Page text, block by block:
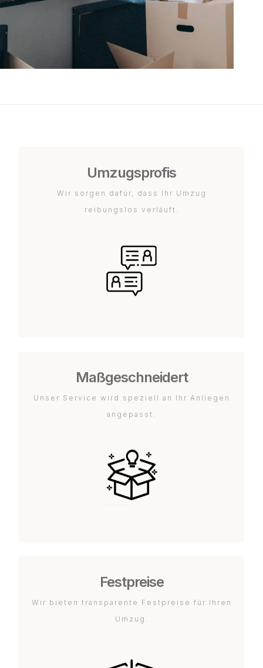
Umzugsprofis
Wir sorgen dafür, dass Ihr Umzug
reibungslos verläuft.
Maßgeschneidert
Unser Service wird speziell an Ihr Anliegen
angepasst.
Festpreise
Wir bieten transparente Festpreise für Ihren
Umzug.